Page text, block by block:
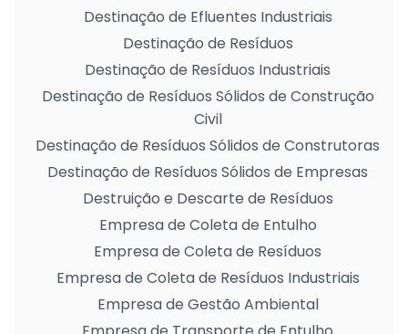
Destinação de Efluentes Industriais
Destinação de Resíduos
Destinação de Resíduos Industriais
Destinação de Resíduos Sólidos de Construção
Civil
Destinação de Resíduos Sólidos de Construtoras
Destinação de Resíduos Sólidos de Empresas
Destruição e Descarte de Resíduos
Empresa de Coleta de Entulho
Empresa de Coleta de Resíduos
Empresa de Coleta de Resíduos Industriais
Empresa de Gestão Ambiental